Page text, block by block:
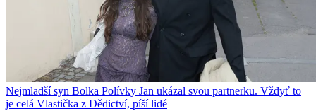
Nejmladší syn Bolka Polívky Jan ukázal svou partnerku. Vždyť to
je celá Vlastička z Dědictví, píší lidé